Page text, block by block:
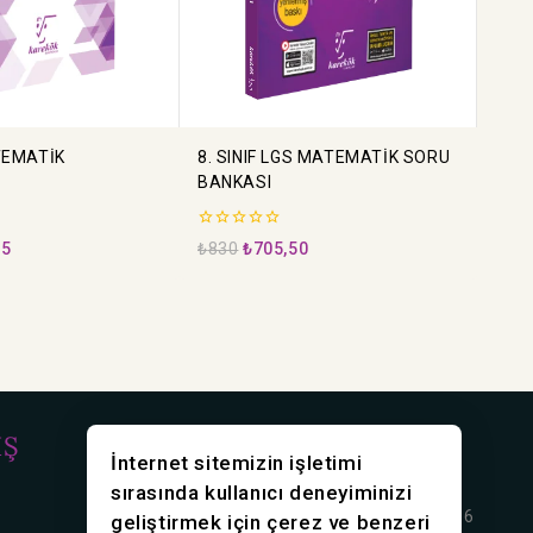
8. SINIF LGS MATEMATİK SORU
BANKASI
0
5
₺830 ₺705,50
Rasimpaşa mah. Karakolhane Cd. No:16
İnternet sitemizin işletimi
sırasında kullanıcı deneyiminizi
geliştirmek için çerez ve benzeri